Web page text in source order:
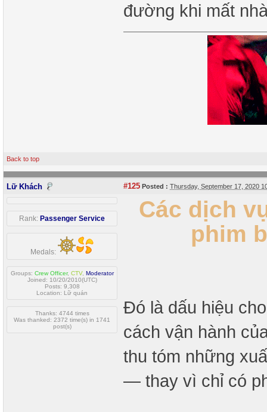
đường khi mất
Back to top
Lữ Khách #125 Posted : Thursday, September 17, 2020
Rank: Passenger Service
Medals:
Groups: Crew Officer, CTV, Moderator
Joined: 10/20/2010(UTC)
Posts: 9,308
Location: Lữ quán
Thanks: 4744 times
Was thanked: 2372 time(s) in 1741
post(s)
Các dịch
phim
Đó là dấu hiệu
cách vận hành
thu tóm những
— thay vì chỉ có